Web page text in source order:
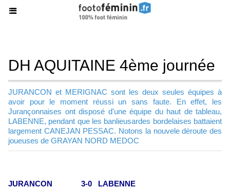
DH AQUITAINE 4ème journée
JURANCON et MERIGNAC sont les deux seules équipes à
avoir pour le moment réussi un sans faute. En effet, les
Jurançonnaises ont disposé d'une équipe du haut de tableau,
LABENNE, pendant que les banlieusardes bordelaises battaient
largement CANEJAN PESSAC. Notons la nouvele déroute des
joueuses de GRAYAN NORD MEDOC
JURANCON 3-0 LABENNE